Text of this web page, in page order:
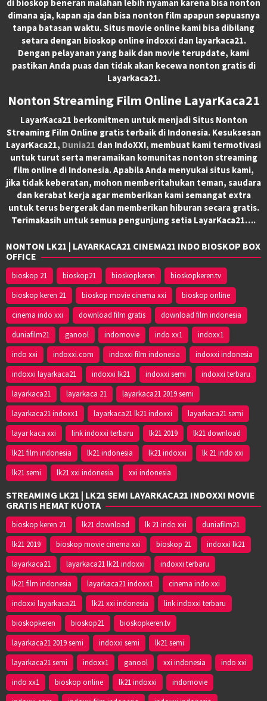
di bioskop beneran malahan lebih nyaman karena bisa nonton
dimana aja, kapan aja dan bisa nonton film apapun sepuasnya
tanpa batasan waktu. Situs movie online kami bisa dibilang
setara dengan bioskop online indoxxi dan layarkaca21.
Dengan pelayanan yang baik dan movie terupdate, kami
pastikan Anda puas dan tidak akan kecewa nonton gratis di
Layarkaca21.
Nonton Streaming Film Online LayarKaca21
LayarKaca21 berkomitmen untuk menjadi Situs Nonton
Streaming Film Online gratis terbaik di Indonesia. Kesuksesan
LayarKaca21, Dunia21 dan IndoXXI, membuat kami termotivasi
untuk turut serta meramaikan komunitas nonton streaming
film online di Indonesia. Apabila Anda menyukai situs kami,
jika tidak keberatan, mohon memberitahukan teman, saudara
dan kerabat kerja agar memberikan kami semangat extra
untuk terus bergerak dan memberikan hiburan secara gratis.
Terimakasih untuk semua pengunjung setia LayarKaca21….
NONTON LK21 | LAYARKACA21 CINEMA21 INDO BIOSKOP BOX
OFFICE
bioskop 21 bioskop21 bioskopkeren
bioskopkeren.tv
bioskop keren 21
bioskop movie cinema xxi
bioskop online
cinema indo xxi
download film gratis
download film indonesia
duniafilm21
ganool indomovie indo xx1
indoxx1
indo xxi
indoxxi.com indoxxi film indonesia
indoxxi indonesia
indoxxi layarkaca21
indoxxi lk21 indoxxi semi
indoxxi terbaru
layarkaca21
layarkaca 21
layarkaca21 2019 semi
layarkaca21 indoxx1
layarkaca21 lk21 indoxxi
layarkaca21 semi
layar kaca xxi
link indoxxi terbaru lk21 2019
lk21 download
lk21 film indonesia
lk21 indonesia lk21 indoxxi
lk 21 indo xxi
lk21 semi
lk21 xxi indonesia xxi indonesia
STREAMING LK21 | LK21 SEMI LAYARKACA21 INDOXXI MOVIE
GRATIS HEMAT KUOTA
bioskop keren 21 lk21 download lk 21 indo xxi
duniafilm21
lk21 2019
bioskop movie cinema xxi bioskop 21
indoxxi lk21
layarkaca21
layarkaca21 lk21 indoxxi
indoxxi terbaru
lk21 film indonesia
layarkaca21 indoxx1
cinema indo xxi
indoxxi layarkaca21
lk21 xxi indonesia
link indoxxi terbaru
bioskopkeren
bioskop21
bioskopkeren.tv
layarkaca21 2019 semi
indoxxi semi
lk21 semi
layarkaca21 semi
indoxx1 ganool xxi indonesia
indo xxi
indo xx1
bioskop online lk21 indoxxi
indomovie